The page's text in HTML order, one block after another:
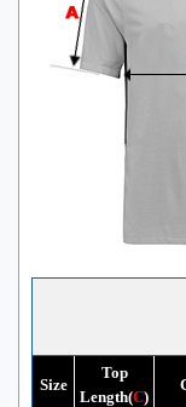
Size
Top
Length(C)